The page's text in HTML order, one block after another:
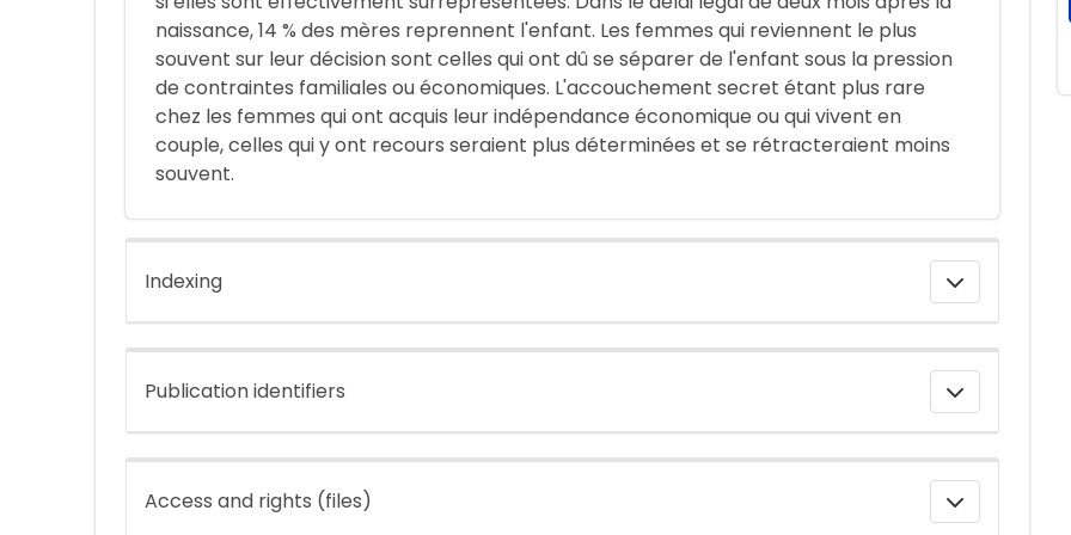
naissance, 14 % des mères reprennent l'enfant. Les femmes qui reviennent le plus
souvent sur leur décision sont celles qui ont dû se séparer de l'enfant sous la pression
de contraintes familiales ou économiques. L'accouchement secret étant plus rare
chez les femmes qui ont acquis leur indépendance économique ou qui vivent en
couple, celles qui y ont recours seraient plus déterminées et se rétracteraient moins
souvent.
Indexing
Publication identifiers
Access and rights (files)